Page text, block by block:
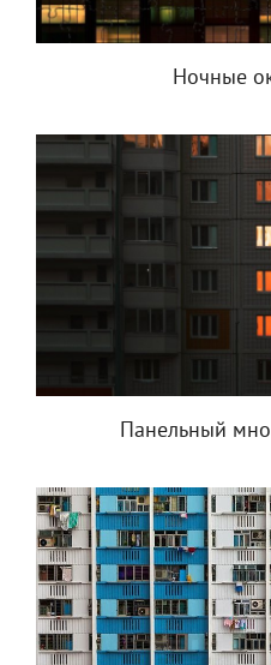
Ночные
Панельный